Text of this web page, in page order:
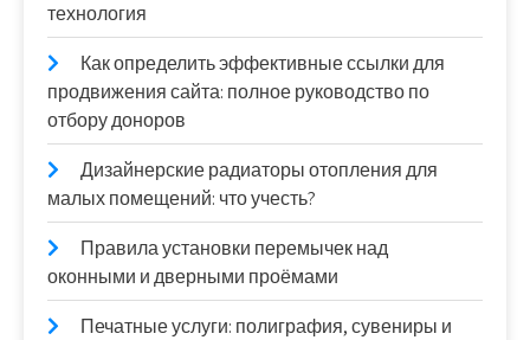
технология
Как определить эффективные ссылки для
продвижения сайта: полное руководство по
отбору доноров
Дизайнерские радиаторы отопления для
малых помещений: что учесть?
Правила установки перемычек над
оконными и дверными проёмами
Печатные услуги: полиграфия, сувениры и